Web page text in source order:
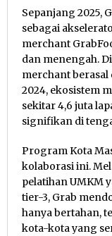
Sepanjang 2025,
sebagai
merchant
dan menengah.
merchant berasal
2024, ekosistem
sekitar 4,6 juta
signifikan di
Program Kota
kolaborasi ini.
pelatihan UMKM
tier-3, Grab
hanya bertahan,
kota-kota yang